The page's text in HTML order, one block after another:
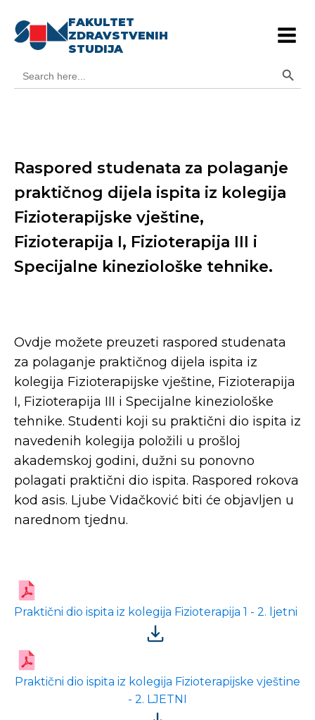
FAKULTET
ZDRAVSTVENIH
STUDIJA
for:
Raspored studenata za polaganje
praktičnog dijela ispita iz kolegija
Fizioterapijske vještine,
Fizioterapija I, Fizioterapija III i
Specijalne kineziološke tehnike.
Ovdje možete preuzeti raspored studenata
za polaganje praktičnog dijela ispita iz
kolegija Fizioterapijske vještine, Fizioterapija
I, Fizioterapija III i Specijalne kineziološke
tehnike. Studenti koji su praktični dio ispita iz
navedenih kolegija položili u prošloj
akademskoj godini, dužni su ponovno
polagati praktični dio ispita. Raspored rokova
kod asis. Ljube Vidačković biti će objavljen u
narednom tjednu.
Praktični dio ispita iz kolegija Fizioterapija 1 - 2. ljetni
Praktični dio ispita iz kolegija Fizioterapijske vještine
- 2. LJETNI